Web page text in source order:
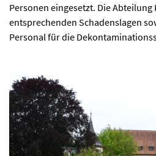
Personen eingesetzt. Die
entsprechenden Schadenslagen
Personal für die